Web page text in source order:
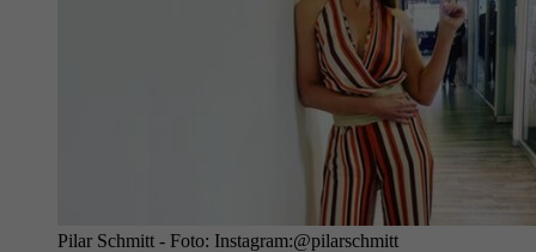
Pilar Schmitt - Foto: Instagram:@pilarschmitt